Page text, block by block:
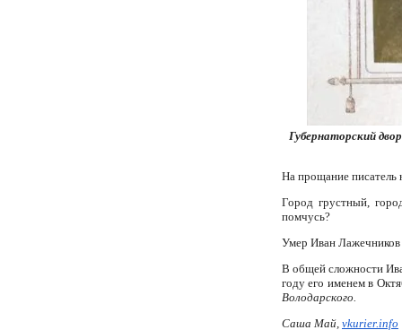
Губернаторский
На прощание писатель
Город грустный,
помчусь?
Умер Иван
В общей сложности
году его именем в
Володарского.
Саша Май, vkurier.info